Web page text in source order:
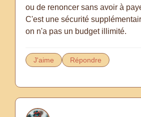
ou de renoncer sans avoir à
C'est une sécurité
on n'a pas un budget illimité.
J'aime Répondre